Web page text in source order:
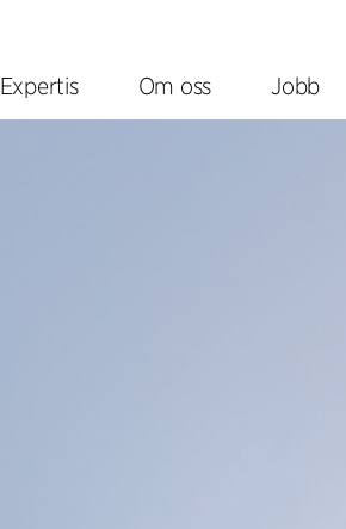
Expertis Om oss Jobb